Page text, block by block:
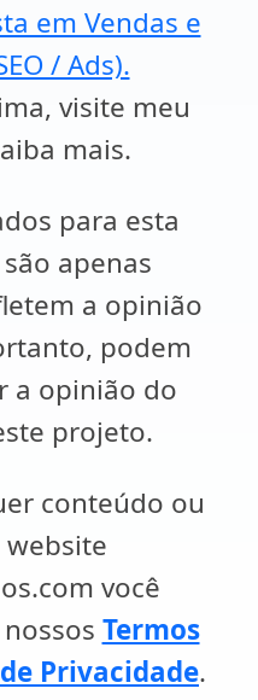
em Vendas e
/ Ads).
visite meu
mais.
para esta
apenas
a opinião
podem
a opinião do
projeto.
conteúdo ou
você
Termos
Privacidade.